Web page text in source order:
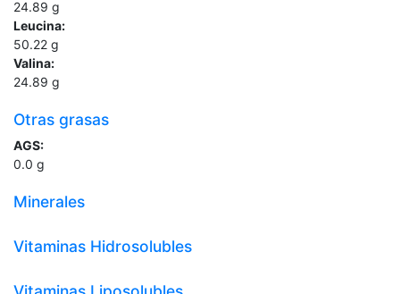
24.89 g
Leucina:
50.22 g
Valina:
24.89 g
Otras grasas
AGS:
0.0 g
Minerales
Vitaminas Hidrosolubles